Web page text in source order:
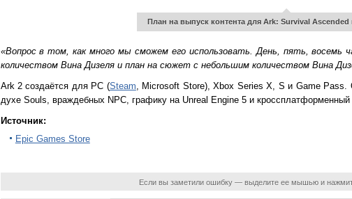
План на выпуск контента для Ark: Survival Ascended
«Вопрос в том, как много мы сможем его использовать. День, пять,
количеством Вина Дизеля и план на сюжет с небольшим количеством Вина
Ark 2 создаётся для PC (Steam , Microsoft Store), Xbox Series X, S и Game
духе Souls, враждебных NPC, графику на Unreal Engine 5 и кроссплатформенный
Источник:
Epic Games Store
Если вы заметили ошибку — выделите ее мышью и